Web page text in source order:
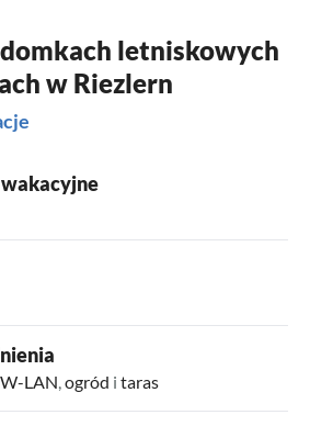
letniskowych
w Riezlern
W-LAN ogród i taras